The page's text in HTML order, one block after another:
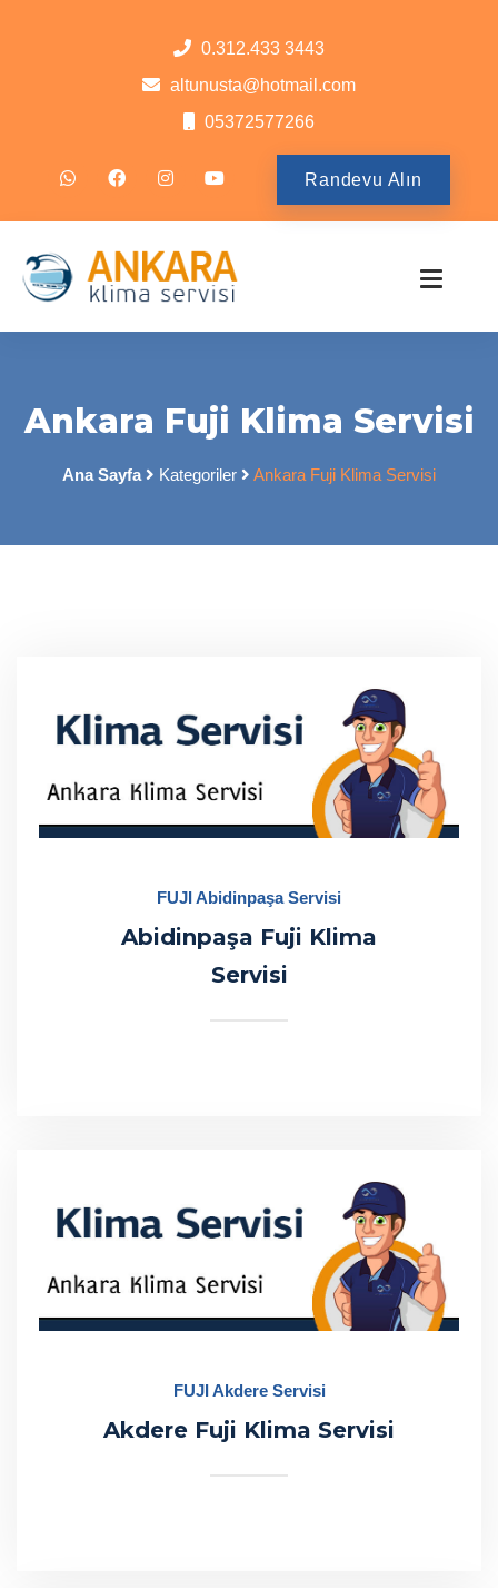
0.312.433 3443
altunusta@hotmail.com
05372577266
Randevu Alın
Ankara Fuji Klima Servisi
Ana Sayfa Kategoriler Ankara Fuji Klima Servisi
FUJI Abidinpaşa Servisi
Abidinpaşa Fuji Klima
Servisi
FUJI Akdere Servisi
Akdere Fuji Klima Servisi